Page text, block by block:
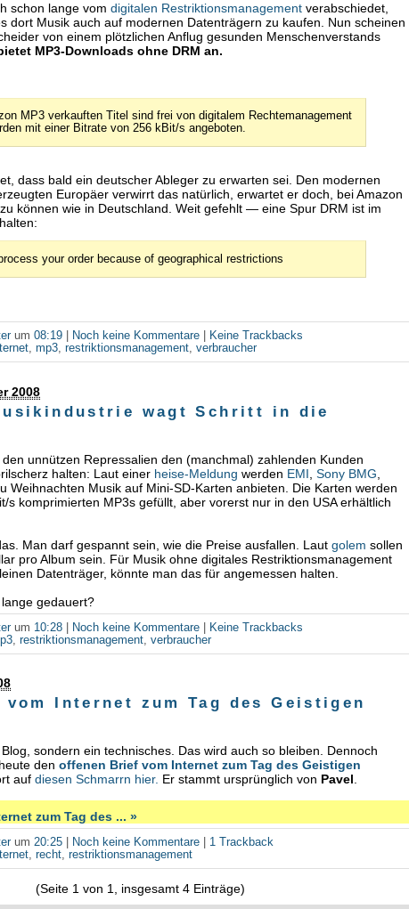
schon lange vomdigitalen Restriktionsmanagement verabschiedet,
dort Musik auch auf modernen Datenträgern zu kaufen. Nun scheinen
von einem plötzlichen Anflug gesunden Menschenverstands
MP3-Downloads ohne DRM an.
MP3 verkauften Titel sind frei von digitalem Rechtemanagement
mit einer Bitrate von 256 kBit/s angeboten.
dass bald ein deutscher Ableger zu erwarten sei. Den modernen
Europäer verwirrt das natürlich, erwartet er doch, bei Amazon
können wie in Deutschland. Weit gefehlt — eine Spur DRM ist im
your order because of geographical restrictions
um08:19 Noch keine Kommentare
Keine Trackbacks
,mp3,restriktionsmanagement,verbraucher
2008
wagt Schritt in die
unnützen Repressalien den (manchmal) zahlenden Kunden
halten: Laut einer heise-Meldung werden EMI ,Sony BMG
Weihnachten Musik auf Mini-SD-Karten anbieten. Die Karten werden
s komprimierten MP3s gefüllt, aber vorerst nur in den USA erhältlich
Man darf gespannt sein, wie die Preise ausfallen. Lautgolem sollen
pro Album sein. Für Musik ohne digitales Restriktionsmanagement
Datenträger, könnte man das für angemessen halten.
gedauert?
um 10:28 Noch keine Kommentare
Keine Trackbacks
,restriktionsmanagement ,verbraucher
Internet zum Tag des Geistigen
sondern ein technisches. Das wird auch so bleiben. Dennoch
denoffenen Brief vom Internet zum Tag des Geistigen
aufdiesen Schmarrn hier. Er stammt ursprünglich von Pavel
zum Tag des ... »
um 20:25 Noch keine Kommentare
1 Trackback
,recht ,restriktionsmanagement
(Seite 1 von 1, insgesamt 4 Einträge)